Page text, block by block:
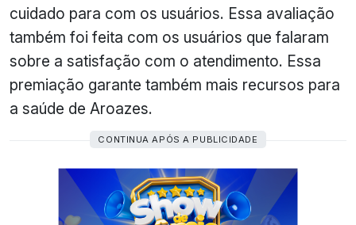
cuidado para com os usuários. Essa avaliação
também foi feita com os usuários que falaram
sobre a satisfação com o atendimento. Essa
premiação garante também mais recursos para
a saúde de Aroazes.
CONTINUA APÓS A PUBLICIDADE